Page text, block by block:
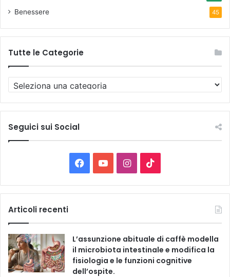
Benessere 45
Tutte le Categorie
u
t
e
o
r
i
e
Seguici sui Social
a
e
b
o
o
T
u
b
I
n
t
a
g
i
T
o
k
Articoli recenti
L’assunzione abituale di caffè modella
il microbiota intestinale e modifica la
fisiologia e le funzioni cognitive
dell’ospite.